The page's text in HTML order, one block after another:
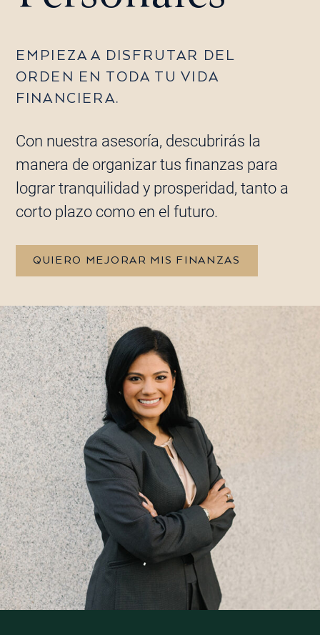
EMPIEZA A DISFRUTAR DEL
ORDEN EN TODA TU VIDA
FINANCIERA.
Con nuestra asesoría, descubrirás la
manera de organizar tus finanzas para
lograr tranquilidad y prosperidad, tanto a
corto plazo como en el futuro.
QUIERO MEJORAR MIS FINANZAS